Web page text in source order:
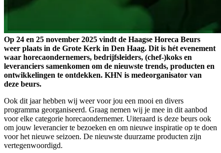
Op 24 en 25 november 2025 vindt de Haagse Horeca Beurs
weer plaats in de Grote Kerk in Den Haag. Dit is hét evenement
waar horecaondernemers, bedrijfsleiders, (chef-)koks en
leveranciers samenkomen om de nieuwste trends, producten en
ontwikkelingen te ontdekken. KHN is medeorganisator van
deze beurs.
Ook dit jaar hebben wij weer voor jou een mooi en divers
programma georganiseerd. Graag nemen wij je mee in dit aanbod
voor elke categorie horecaondernemer. Uiteraard is deze beurs ook
om jouw leverancier te bezoeken en om nieuwe inspiratie op te doen
voor het nieuwe seizoen. De nieuwste duurzame producten zijn
vertegenwoordigd.